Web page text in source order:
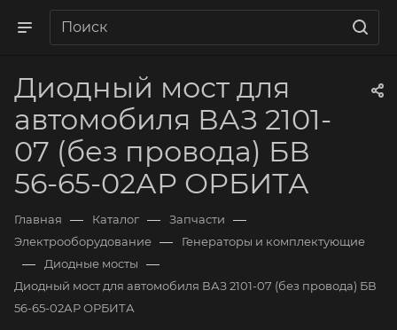
Диодный мост для
автомобиля ВАЗ 2101-
07 (без провода) БВ
56-65-02АР ОРБИТА
Главная — Каталог — Запчасти —
Электрооборудование — Генераторы и комплектующие
— Диодные мосты —
Диодный мост для автомобиля ВАЗ 2101-07 (без провода) БВ
56-65-02АР ОРБИТА